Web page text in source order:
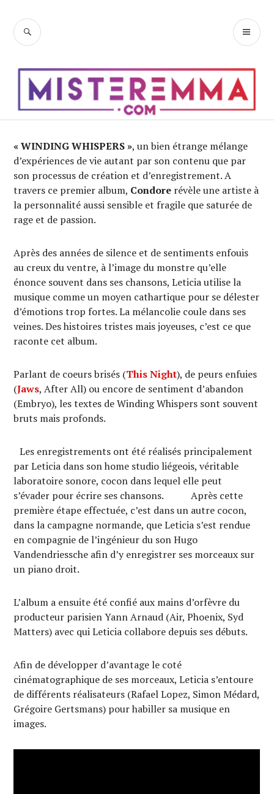
contenu
RECHERCHE
« WINDING WHISPERS », un bien étrange mélange
d’expériences de vie autant par son contenu que par
son processus de création et d’enregistrement. A
travers ce premier album, Condore révèle une artiste à
la personnalité aussi sensible et fragile que saturée de
rage et de passion.
Après des années de silence et de sentiments enfouis
au creux du ventre, à l’image du monstre qu’elle
énonce souvent dans ses chansons, Leticia utilise la
musique comme un moyen cathartique pour se délester
d’émotions trop fortes. La mélancolie coule dans ses
veines. Des histoires tristes mais joyeuses, c’est ce que
raconte cet album.
Parlant de coeurs brisés (This Night), de peurs enfuies
(Jaws, After All) ou encore de sentiment d’abandon
(Embryo), les textes de Winding Whispers sont souvent
bruts mais profonds.
Les enregistrements ont été réalisés principalement
par Leticia dans son home studio liégeois, véritable
laboratoire sonore, cocon dans lequel elle peut
s’évader pour écrire ses chansons. Après cette
première étape effectuée, c’est dans un autre cocon,
dans la campagne normande, que Leticia s’est rendue
en compagnie de l’ingénieur du son Hugo
Vandendriessche afin d’y enregistrer ses morceaux sur
un piano droit.
L’album a ensuite été confié aux mains d’orfèvre du
producteur parisien Yann Arnaud (Air, Phoenix, Syd
Matters) avec qui Leticia collabore depuis ses débuts.
Afin de développer d’avantage le coté
cinématographique de ses morceaux, Leticia s’entoure
de différents réalisateurs (Rafael Lopez, Simon Médard,
Grégoire Gertsmans) pour habiller sa musique en
images.